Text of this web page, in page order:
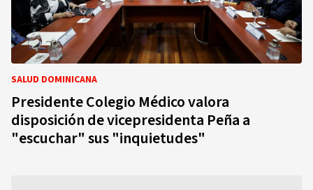
SALUD DOMINICANA
Presidente Colegio Médico valora
disposición de vicepresidenta Peña a
"escuchar" sus "inquietudes"